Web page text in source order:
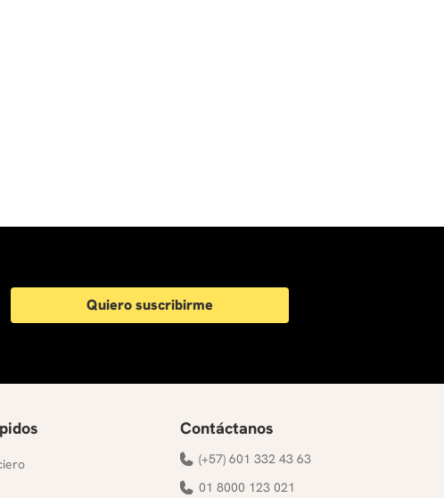
Quiero suscribirme
Contáctanos
(+57) 601 332 43 63
01 8000 123 021